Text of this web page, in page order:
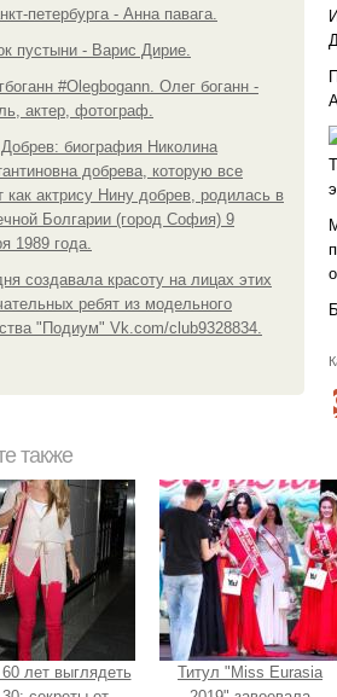
петербурга - Анна павага.
пустыни - Варис Дирие.
#Olegbogann. Олег боганн -
актер, фотограф.
биография Николина
добрева, которую все
как актрису Нину добрев, родилась в
Болгарии (город София) 9
1989 года.
создавала красоту на лицах этих
ребят из модельного
"Подиум" Vk.com/club9328834.
также
лет выглядеть
Титул "Miss Eurasia